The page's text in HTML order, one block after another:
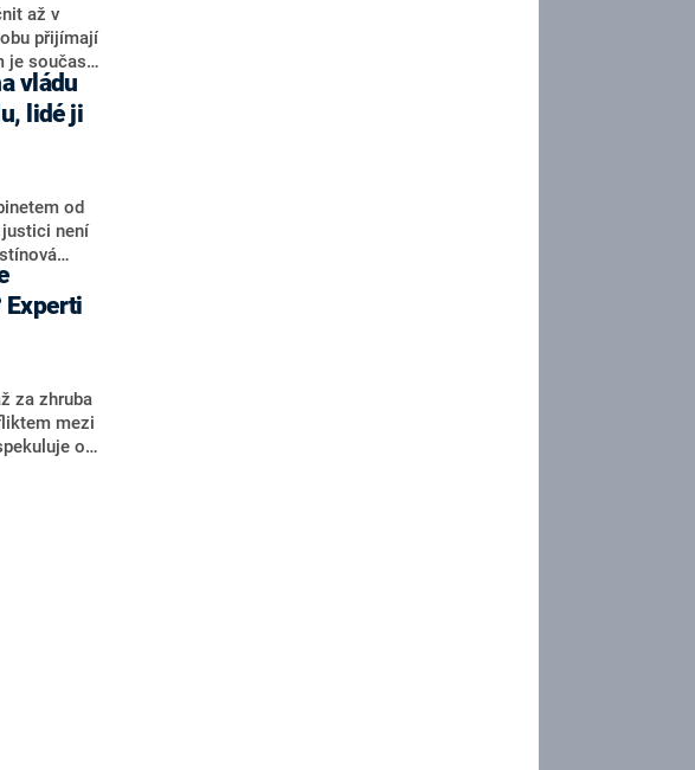
není
až v
přijímají
současná
za
nicméně
trojice
dosud
vládu
lidé ji
od
justici není
V
servítky
Jeronýma
lidská
na
se také
o
Experti
za zhruba
mezi
o
vytahují
moc je